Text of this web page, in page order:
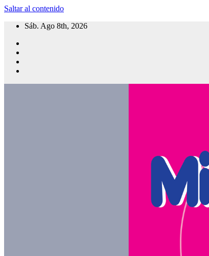
Saltar al contenido
Sáb. Ago 8th, 2026